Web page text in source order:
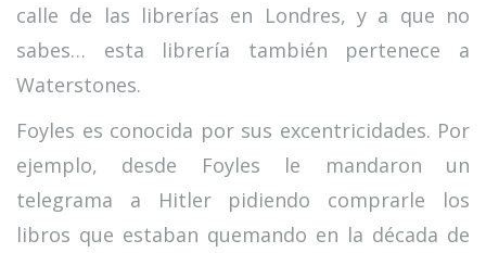
calle de las librerías en Londres, y a que no
sabes… esta librería también pertenece a
Waterstones.
Foyles es conocida por sus excentricidades. Por
ejemplo, desde Foyles le mandaron un
telegrama a Hitler pidiendo comprarle los
libros que estaban quemando en la década de